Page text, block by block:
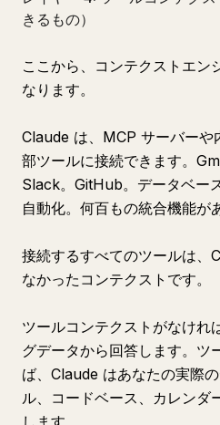
きるもの）
ここから、コンテクストエン
なります。
Claude は、MCP サーバーや
部ツールに接続できます。
Slack。GitHub。データベー
自動化。何百もの統合機能が
接続するすべてのツールは、
なかったコンテクストです。
ツールコンテクストがなけれ
グデータから回答します。ツ
ば、Claude はあなたの実際
ル、コードベース、カレンダ
します。